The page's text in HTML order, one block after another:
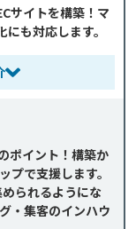
サイトを構築！マ
も対応します。
ポイント！構築か
プで支援します。
られるようにな
・集客のインハウ